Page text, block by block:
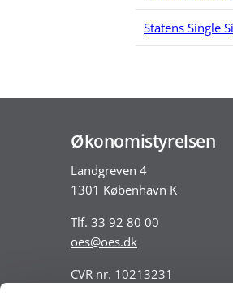
Statens Single
Økonomistyrelsen
Landgreven 4
1301 København K
Tlf. 33 92 80 00
oes@oes.dk
CVR nr. 10213231